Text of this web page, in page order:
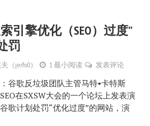
引擎优化（SEO）过度”
罚
（jerfo0） 1 最小阅读 发表评论
歌反垃圾团队主管马特•卡特斯
在SXSW大会的一个论坛上发表演
歌计划处罚“优化过度”的网站，演